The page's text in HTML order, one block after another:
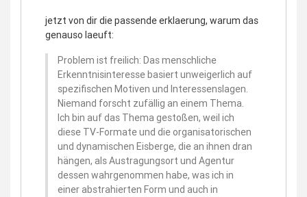
jetzt von dir die passende erklaerung, warum das
genauso laeuft:
Problem ist freilich: Das menschliche
Erkenntnisinteresse basiert unweigerlich auf
spezifischen Motiven und Interessenslagen.
Niemand forscht zufällig an einem Thema.
Ich bin auf das Thema gestoßen, weil ich
diese TV-Formate und die organisatorischen
und dynamischen Eisberge, die an ihnen dran
hängen, als Austragungsort und Agentur
dessen wahrgenommen habe, was ich in
einer abstrahierten Form und auch in